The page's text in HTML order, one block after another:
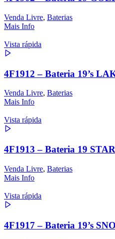
Venda Livre, Baterias
Mais Info
Vista rápida
4F1912 – Bateria 19’s
Venda Livre, Baterias
Mais Info
Vista rápida
4F1913 – Bateria 19
Venda Livre, Baterias
Mais Info
Vista rápida
4F1917 – Bateria 19’s